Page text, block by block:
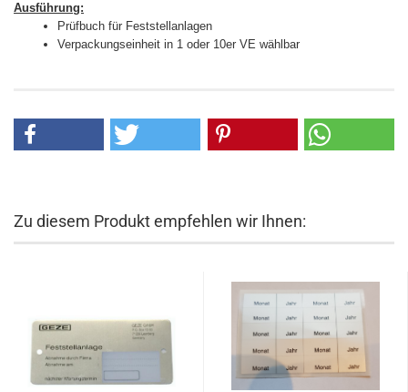
Ausführung:
Prüfbuch für Feststellanlagen
Verpackungseinheit in 1 oder 10er VE wählbar
Zu diesem Produkt empfehlen wir Ihnen: